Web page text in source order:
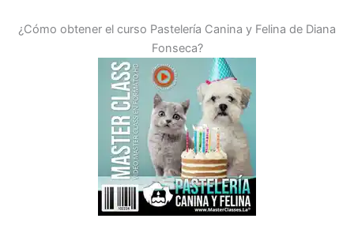
¿Cómo obtener el curso Pastelería Canina y Felina de Diana
Fonseca?